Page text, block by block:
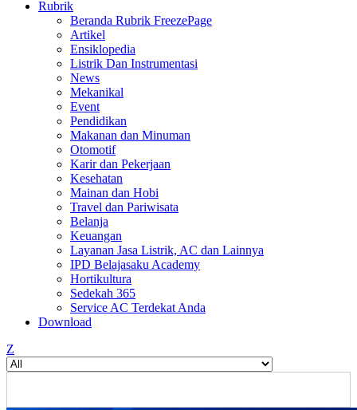
Rubrik
Beranda Rubrik FreezePage
Artikel
Ensiklopedia
Listrik Dan Instrumentasi
News
Mekanikal
Event
Pendidikan
Makanan dan Minuman
Otomotif
Karir dan Pekerjaan
Kesehatan
Mainan dan Hobi
Travel dan Pariwisata
Belanja
Keuangan
Layanan Jasa Listrik, AC dan Lainnya
IPD Belajasaku Academy
Hortikultura
Sedekah 365
Service AC Terdekat Anda
Download
Z